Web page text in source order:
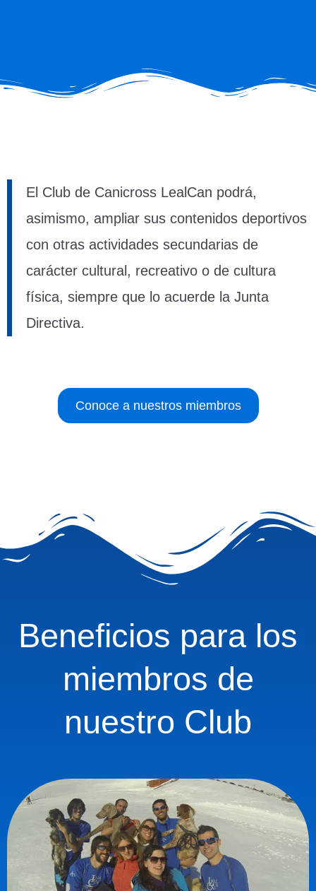
El Club de Canicross LealCan podrá,
asimismo, ampliar sus contenidos deportivos
con otras actividades secundarias de
carácter cultural, recreativo o de cultura
física, siempre que lo acuerde la Junta
Directiva.
Conoce a nuestros miembros
Beneficios para los
miembros de
nuestro Club